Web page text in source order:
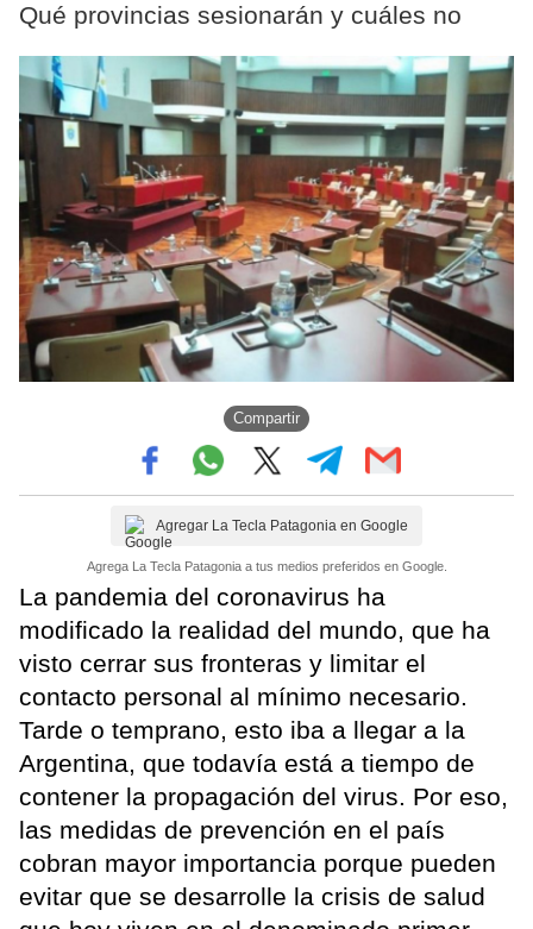
Qué provincias sesionarán y cuáles no
Compartir
Agregar La Tecla Patagonia en Google
Agrega La Tecla Patagonia a tus medios preferidos en Google.
La pandemia del coronavirus ha
modificado la realidad del mundo, que ha
visto cerrar sus fronteras y limitar el
contacto personal al mínimo necesario.
Tarde o temprano, esto iba a llegar a la
Argentina, que todavía está a tiempo de
contener la propagación del virus. Por eso,
las medidas de prevención en el país
cobran mayor importancia porque pueden
evitar que se desarrolle la crisis de salud